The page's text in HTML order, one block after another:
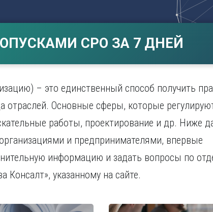
Челны
Севастополь
Симферополь
Смоленск
Сочи
Ч
СРО ЗА 7 ДНЕЙ
– это единственный способ получить
отраслей. Основные сферы, которые
работы, проектирование и др. Ниже
и предпринимателями, впервые
информацию и задать вопросы по
Консалт», указанному на сайте.